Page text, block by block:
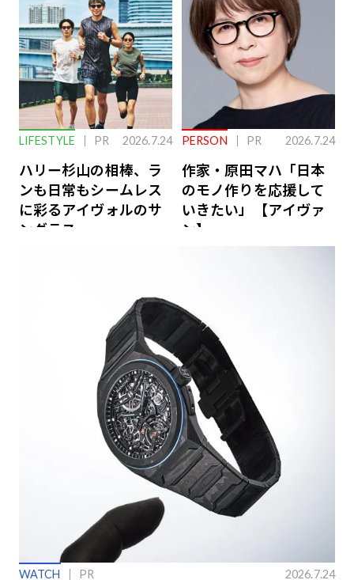
LIFESTYLE PR 2026.7.24
ハリー杉山の相棒、ラ
ンも日常もシームレス
に彩るアイヴォルのサ
ングラス
PERSON PR 2026.7.24
作家・原田マハ「日本
のモノ作りを応援して
いきたい」【アイヴァ
ン】
WATCH PR 2026.7.24